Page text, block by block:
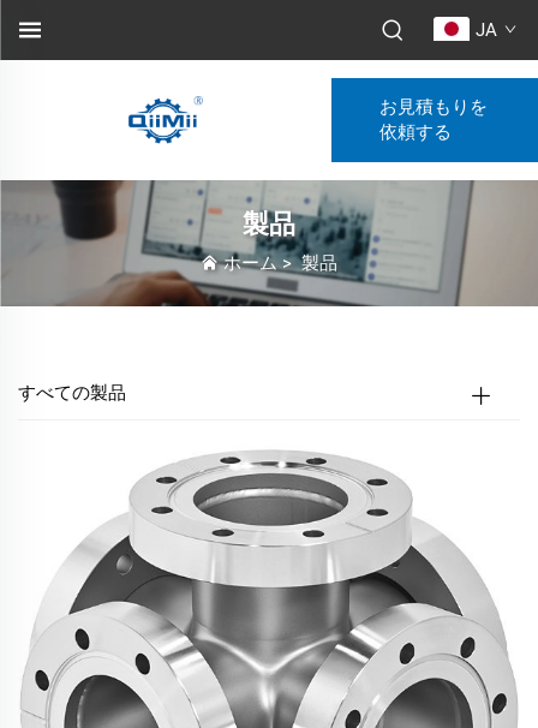
JA
お見積もりを
依頼する
製品
ホーム>製品
すべての製品